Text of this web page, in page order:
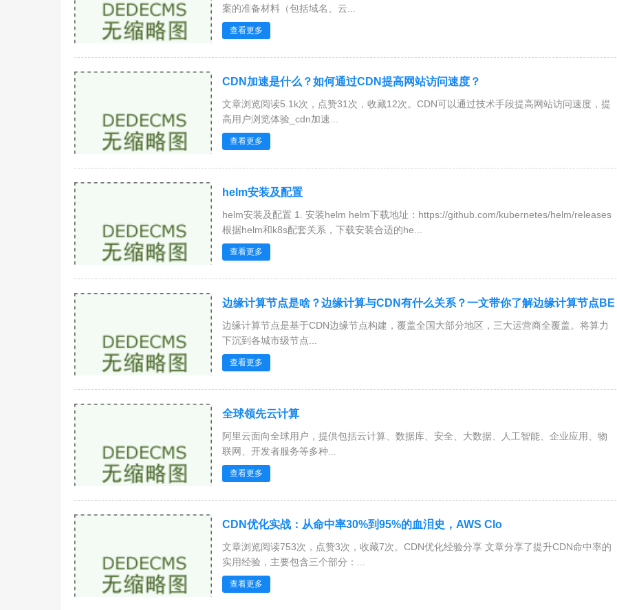
案的准备材料（包括域名、云...
查看更多
CDN加速是什么？如何通过CDN提高网站访问速度？
文章浏览阅读5.1k次，点赞31次，收藏12次。CDN可以通过技术手段提高网站访问速度，提
高用户浏览体验_cdn加速...
查看更多
helm安装及配置
helm安装及配置 1. 安装helm helm下载地址：https://github.com/kubernetes/helm/releases
根据helm和k8s配套关系，下载安装合适的he...
查看更多
边缘计算节点是啥？边缘计算与CDN有什么关系？一文带你了解边缘计算节点BE
边缘计算节点是基于CDN边缘节点构建，覆盖全国大部分地区，三大运营商全覆盖。将算力
下沉到各城市级节点...
查看更多
全球领先云计算
阿里云面向全球用户，提供包括云计算、数据库、安全、大数据、人工智能、企业应用、物
联网、开发者服务等多种...
查看更多
CDN优化实战：从命中率30%到95%的血泪史，AWS Clo
文章浏览阅读753次，点赞3次，收藏7次。CDN优化经验分享 文章分享了提升CDN命中率的
实用经验，主要包含三个部分：...
查看更多